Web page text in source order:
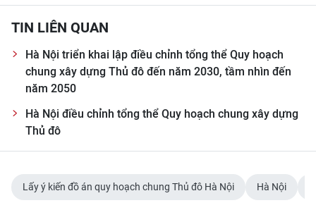
TIN MỚI
TIN ĐỊA PHƯƠNG
Trung du và miền núi phía Bắc
Đồng bằng sông Hồng
TIN LIÊN QUAN
Hà Nội triển khai lập điều chỉnh tổng thể Quy hoạch
chung xây dựng Thủ đô đến năm 2030, tầm nhìn đến
năm 2050
Hà Nội điều chỉnh tổng thể Quy hoạch chung xây dựng
Thủ đô
Lấy ý kiến đồ án quy hoạch chung Thủ đô Hà Nội Hà Nội